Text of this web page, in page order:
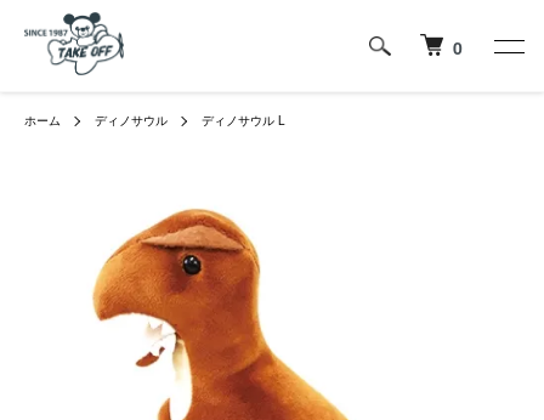
0
ホーム ディノサウル ディノサウル L